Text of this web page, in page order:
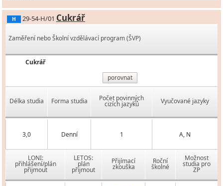
H 29-54-H/01 Cukrář
Zaměření nebo Školní vzdělávací program (ŠVP)
Cukrář
porovnat
Délka studia Forma studia Počet povinných
cizích jazyků Vyučované jazyky
3,0 Denní 1 A, N
LONI:
přihlášení/plán
přijmout
LETOS:
plán
přijmout
Přijímací
zkouška
Roční
školné
Možnost
studia pro
ZP